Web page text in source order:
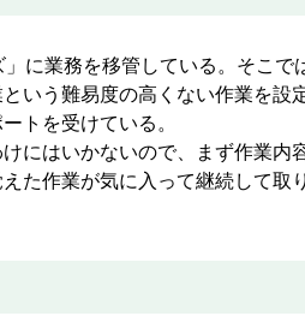
に業務を移管している。そこで
いう難易度の高くない作業を設
トを受けている。
にはいかないので、まず作業内
た作業が気に入って継続して取